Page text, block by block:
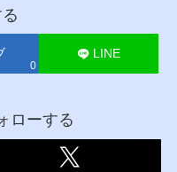
0
LINE
ローする